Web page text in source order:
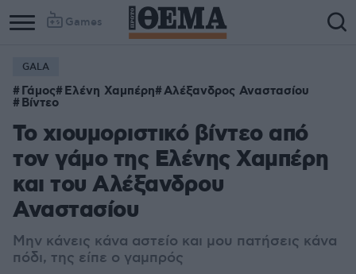
Games
Column
1
Column
2
GALA
Γάμος Ελένη Χαμπέρη Αλέξανδρος Αναστασίου
Βίντεο
Το χιουμοριστικό βίντεο από
τον γάμο της Ελένης Χαμπέρη
και του Αλέξανδρου
Αναστασίου
Mην κάνεις κάνα αστείο και μου πατήσεις κάνα
πόδι, της είπε ο γαμπρός